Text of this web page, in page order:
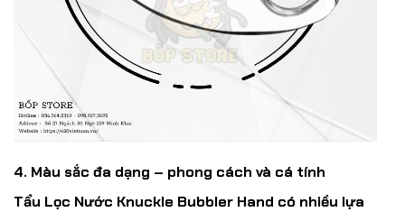
4. Màu sắc đa dạng – phong cách và cá tính
Tẩu Lọc Nước Knuckle Bubbler Hand có nhiều lựa